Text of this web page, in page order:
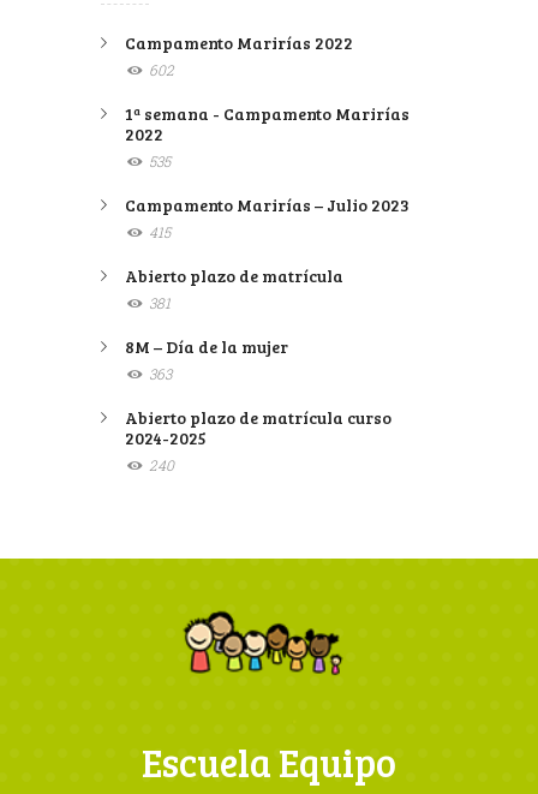
Campamento Marirías 2022
602
1ª semana - Campamento Marirías
2022
535
Campamento Marirías – Julio 2023
415
Abierto plazo de matrícula
381
8M – Día de la mujer
363
Abierto plazo de matrícula curso
2024-2025
240
Escuela Equipo